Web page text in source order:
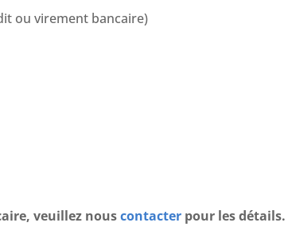
ou virement bancaire)
veuillez nouscontacter pour les détails.